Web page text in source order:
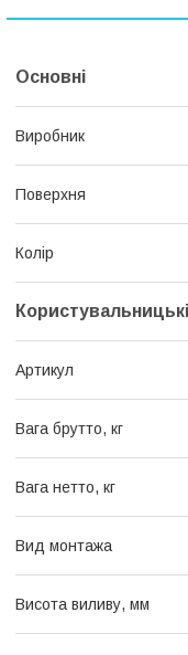
Основні
Виробник
Поверхня
Колір
Артикул
Вага брутто, кг
Вага нетто, кг
Вид монтажа
Висота виливу, мм